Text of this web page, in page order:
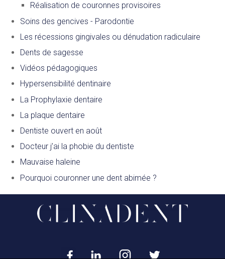
Réalisation de couronnes provisoires
Soins des gencives - Parodontie
Les récessions gingivales ou dénudation radiculaire
Dents de sagesse
Vidéos pédagogiques
Hypersensibilité dentinaire
La Prophylaxie dentaire
La plaque dentaire
Dentiste ouvert en août
Docteur j’ai la phobie du dentiste
Mauvaise haleine
Pourquoi couronner une dent abimée ?